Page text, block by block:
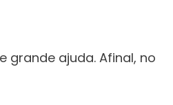
grande ajuda. Afinal, no